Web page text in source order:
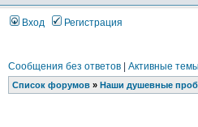
Вход Регистрация
Сообщения без ответов| Активные темы
Список форумов» Наши душевные